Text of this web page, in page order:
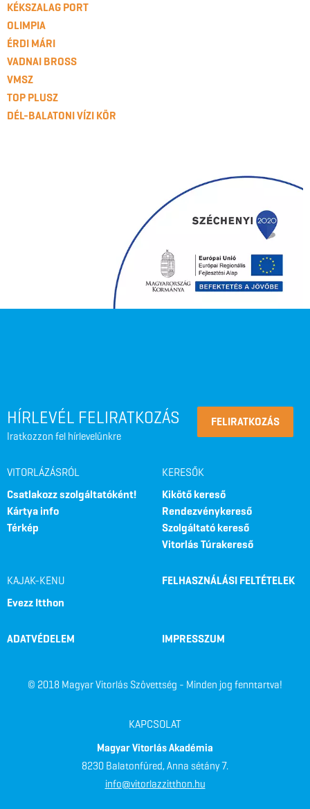
KÉKSZALAG PORT
OLIMPIA
ÉRDI MÁRI
VADNAI BROSS
VMSZ
TOP PLUSZ
DÉL-BALATONI VÍZI KÖR
HÍRLEVÉL FELIRATKOZÁS
Iratkozzon fel hírlevelünkre
FELIRATKOZÁS
VITORLÁZÁSRÓL
Csatlakozz szolgáltatóként!
Kártya info
Térkép
KERESŐK
Kikötő kereső
Rendezvénykereső
Szolgáltató kereső
Vitorlás Túrakereső
KAJAK-KENU
Evezz Itthon
FELHASZNÁLÁSI FELTÉTELEK
ADATVÉDELEM IMPRESSZUM
© 2018 Magyar Vitorlás Szövettség - Minden jog fenntartva!
KAPCSOLAT
Magyar Vitorlás Akadémia
8230 Balatonfüred, Anna sétány 7.
info@vitorlazzitthon.hu